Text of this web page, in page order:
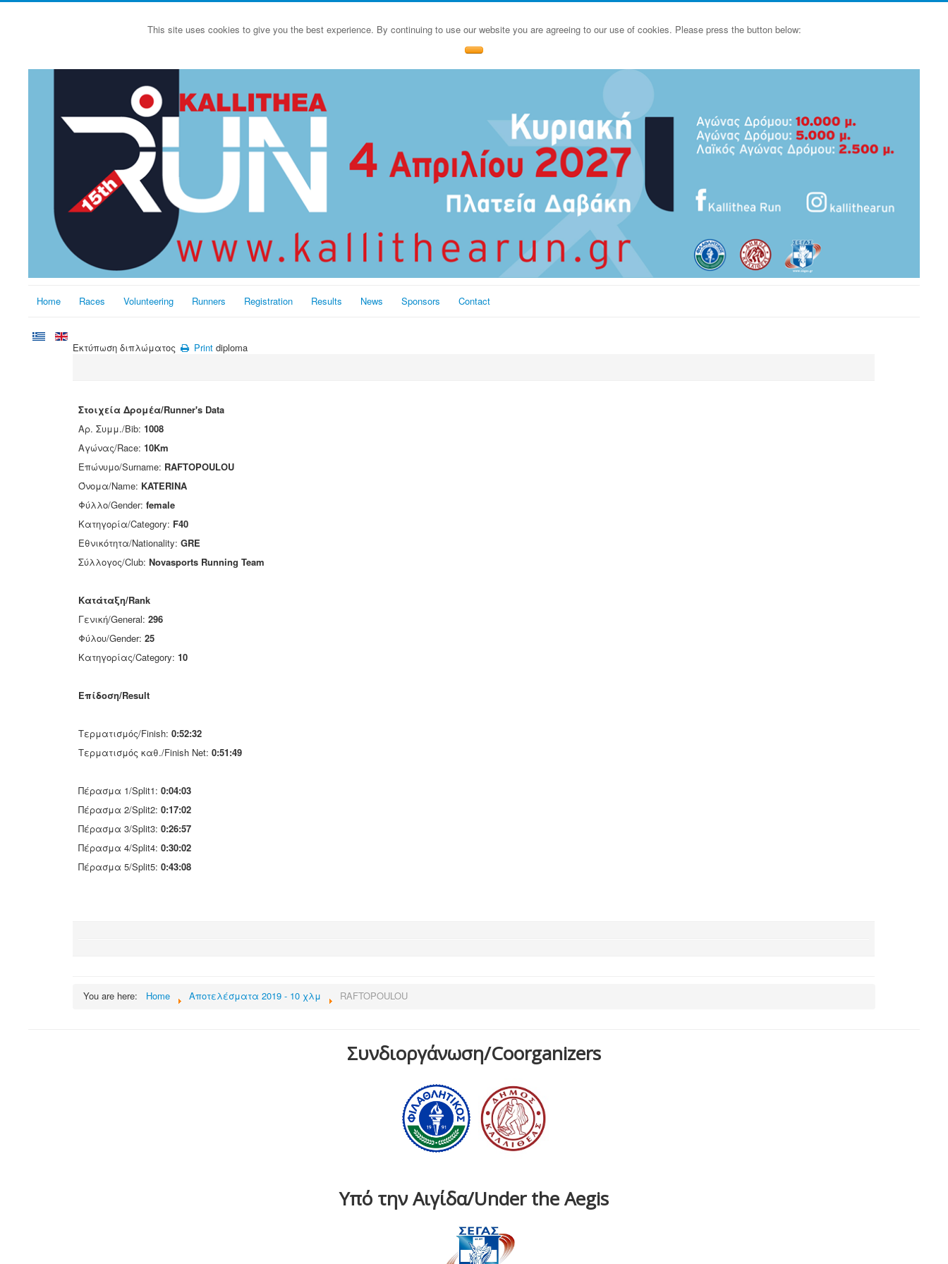
This site uses cookies to give you the best experience. By continuing to use our website you are agreeing to our use of cookies. Please press the button below:
Home Races Volunteering Runners Registration Results News Sponsors Contact
Εκτύπωση διπλώματος Print diploma
Στοιχεία Δρομέα/Runner's Data
Αρ. Συμμ./Bib:1008
Αγώνας/Race:10Km
Επώνυμο/Surname: RAFTOPOULOU
Όνομα/Name: KATERINA
Φύλλο/Gender:female
Κατηγορία/Category: F40
Εθνικότητα/Nationality:GRE
Σύλλογος/Club:Novasports Running Team
Κατάταξη/Rank
Γενική/General:296
Φύλου/Gender: 25
Κατηγορίας/Category:10
Επίδοση/Result
Τερματισμός/Finish:0:52:32
Τερματισμός καθ./Finish Net: 0:51:49
Πέρασμα 1/Split1:0:04:03
Πέρασμα 2/Split2:0:17:02
Πέρασμα 3/Split3:0:26:57
Πέρασμα 4/Split4:0:30:02
Πέρασμα 5/Split5:0:43:08
You are here: Home Αποτελέσματα 2019 - 10 χλμ RAFTOPOULOU
Συνδιοργάνωση/Coorganizers
Υπό την Αιγίδα/Under the Aegis